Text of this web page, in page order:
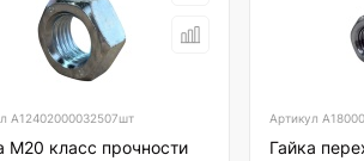
А12402000032507шт
М20 класс прочности
Артикул
Гайка